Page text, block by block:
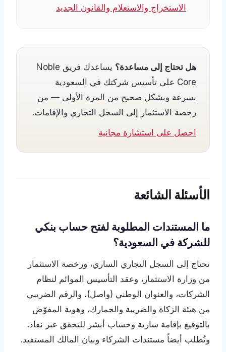
الاستخراج والاستعلام والقانون الجديد
هل تحتاج إلى مساعدة؟
يساعدك فريق Noble
Core على تأسيس شركتك في السعودية
بسرعة وبشكل صحيح من المرة الأولى — من
رخصة الاستثمار إلى السجل التجاري والإقامات.
احصل على استشارة مجانية
الأسئلة الشائعة
ما المستندات المطلوبة لفتح حساب بنكي
للشركة في السعودية؟
تحتاج إلى السجل التجاري الساري، ورخصة الاستثمار
من وزارة الاستثمار، وعقد التأسيس الموائم لنظام
الشركات، والعنوان الوطني (واصل)، والرقم الضريبي
من هيئة الزكاة والضريبة والجمارك، وهوية المفوّض
بالتوقيع بإقامة سارية وحساب أبشر للتحقق عبر نفاذ.
وتُطلب أيضاً مستندات الشركاء وبيان المالك المستفيد.